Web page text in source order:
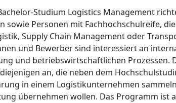
Studium Logistics Management
sowie Personen mit Fachhochschulreife,
Supply Chain Management oder
und Bewerber sind interessiert an
und betriebswirtschaftlichen Prozessen.
an, die neben dem
in einem Logistikunternehmen
übernehmen wollen. Das Programm ist